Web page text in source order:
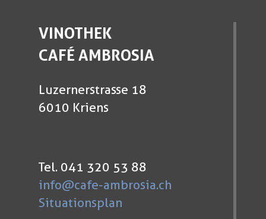
VINOTHEK
CAFÉ AMBROSIA
Luzernerstrasse 18
6010 Kriens
Tel. 041 320 53 88
info@cafe-ambrosia.ch
Situationsplan